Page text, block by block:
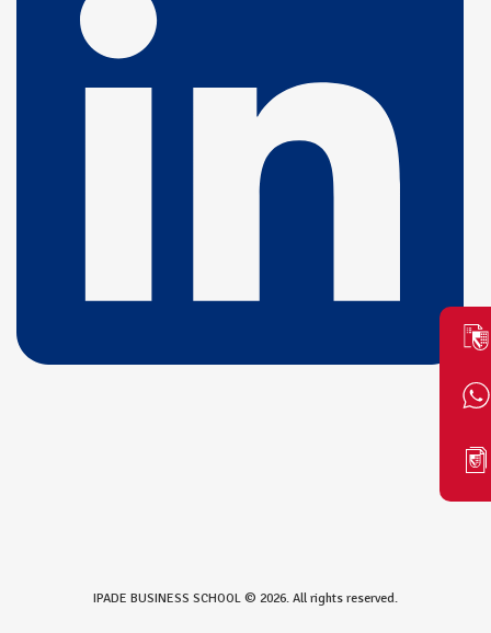
IPADE BUSINESS SCHOOL © 2026. All rights reserved.